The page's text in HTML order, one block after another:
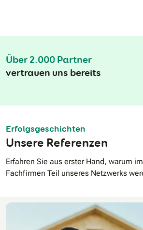
Über 2.000 Partner
vertrauen uns bereits
Erfolgsgeschichten
Unsere Referenzen
Erfahren Sie aus erster Hand, warum
Fachfirmen Teil unseres Netzwerks